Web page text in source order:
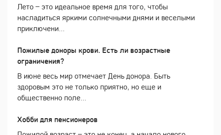
Лето – это идеальное время для того, чтобы
насладиться яркими солнечными днями и веселыми
приключени...
Пожилые доноры крови. Есть ли возрастные
ограничения?
В июне весь мир отмечает День донора. Быть
здоровым это не только приятно, но еще и
общественно поле...
Хобби для пенсионеров